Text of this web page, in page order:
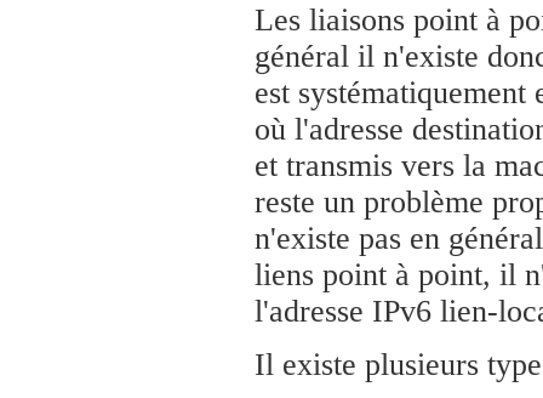
Les liaisons point à
général il n'existe
est
où l'adresse
et transmis vers la
reste un problème
n'existe pas en
liens point à point, il
l'adresse IPv6 lien-
Il existe plusieurs